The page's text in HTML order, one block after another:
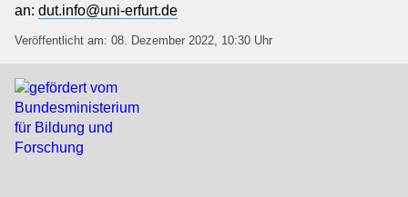
an: dut.info@uni-erfurt.de
Veröffentlicht am: 08. Dezember 2022, 10:30 Uhr